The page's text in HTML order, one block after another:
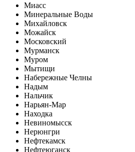
Миасс
Минеральные Воды
Михайловск
Можайск
Московский
Мурманск
Муром
Мытищи
Набережные Челны
Надым
Нальчик
Нарьян-Мар
Находка
Невиномысск
Нерюнгри
Нефтекамск
Нефтеюганск